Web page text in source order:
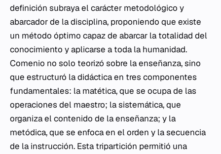
definición subraya el carácter metodológico y
abarcador de la disciplina, proponiendo que existe
un método óptimo capaz de abarcar la totalidad del
conocimiento y aplicarse a toda la humanidad.
Comenio no solo teorizó sobre la enseñanza, sino
que estructuró la didáctica en tres componentes
fundamentales: la matética, que se ocupa de las
operaciones del maestro; la sistemática, que
organiza el contenido de la enseñanza; y la
metódica, que se enfoca en el orden y la secuencia
de la instrucción. Esta tripartición permitió una